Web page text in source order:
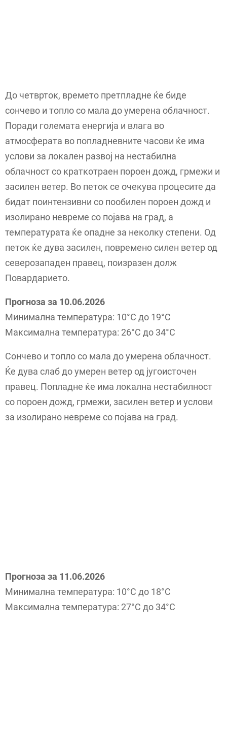
До четврток, времето претпладне ќе биде
сончево и топло со мала до умерена облачност.
Поради големата енергија и влага во
атмосферата во попладневните часови ќе има
услови за локален развој на нестабилна
облачност со краткотраен пороен дожд, грмежи и
засилен ветер. Во петок се очекува процесите да
бидат поинтензивни со пообилен пороен дожд и
изолирано невреме со појава на град, а
температурата ќе опадне за неколку степени. Од
петок ќе дува засилен, повремено силен ветер од
северозападен правец, поизразен долж
Повардарието.
Прогноза за 10.06.2026
Минимална температура: 10°C до 19°C
Максимална температура: 26°C до 34°C
Сончево и топло со мала до умерена облачност.
Ќе дува слаб до умерен ветер од југоисточен
правец. Попладне ќе има локална нестабилност
со пороен дожд, грмежи, засилен ветер и услови
за изолирано невреме со појава на град.
Прогноза за 11.06.2026
Минимална температура: 10°C до 18°C
Максимална температура: 27°C до 34°C